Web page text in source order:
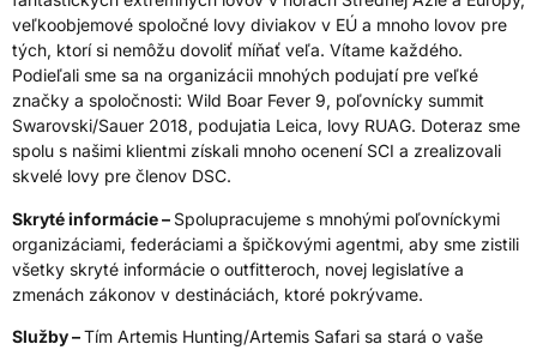
veľkoobjemové spoločné lovy diviakov v EÚ a mnoho lovov pre
tých, ktorí si nemôžu dovoliť míňať veľa. Vítame každého.
Podieľali sme sa na organizácii mnohých podujatí pre veľké
značky a spoločnosti: Wild Boar Fever 9, poľovnícky summit
Swarovski/Sauer 2018, podujatia Leica, lovy RUAG. Doteraz sme
spolu s našimi klientmi získali mnoho ocenení SCI a zrealizovali
skvelé lovy pre členov DSC.
Skryté informácie – Spolupracujeme s mnohými poľovníckymi
organizáciami, federáciami a špičkovými agentmi, aby sme zistili
všetky skryté informácie o outfitteroch, novej legislatíve a
zmenách zákonov v destináciách, ktoré pokrývame.
Služby –Tím Artemis Hunting/Artemis Safari sa stará o vaše